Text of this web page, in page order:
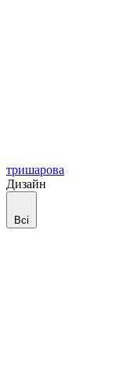
тришарова
Дизайн
Всі